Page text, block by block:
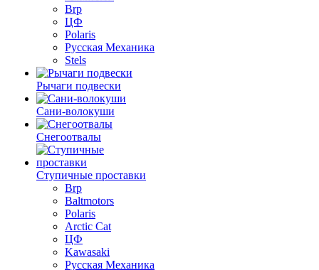
Brp
ЦФ
Polaris
Русская Механика
Stels
Рычаги подвески
Сани-волокуши
Снегоотвалы
Ступичные проставки
Brp
Baltmotors
Polaris
Arctic Cat
ЦФ
Kawasaki
Русская Механика